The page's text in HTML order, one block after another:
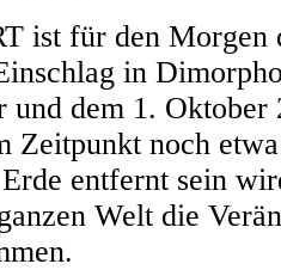
ist für den Morgen
in
und dem 1.
Zeitpunkt noch
entfernt sein
Welt die